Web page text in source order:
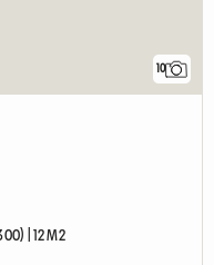
10
| 12 M2